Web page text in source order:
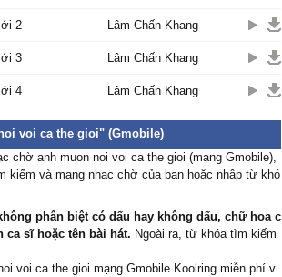
2 Lâm Chấn Khang
3 Lâm Chấn Khang
4 Lâm Chấn Khang
voi ca the gioi" (Gmobile)
chờ anh muon noi voi ca the gioi (mạng Gmobile),
kiếm và mạng nhạc chờ của bạn hoặc nhập từ khó
phân biệt có dấu hay không dấu, chữ hoa c
ca sĩ hoặc tên bài hát. Ngoài ra, từ khóa tìm kiếm
voi ca the gioi mạng Gmobile Koolring miễn phí v